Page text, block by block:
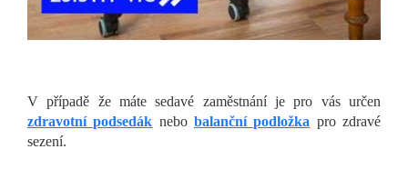
V případě že máte sedavé zaměstnání je pro vás určen
zdravotní podsedák nebobalanční podložka pro zdravé
sezení.